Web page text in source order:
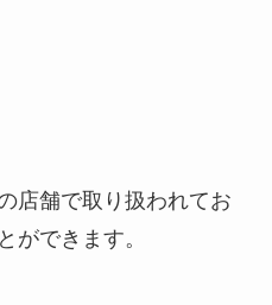
店舗で取り扱われてお
ができます。